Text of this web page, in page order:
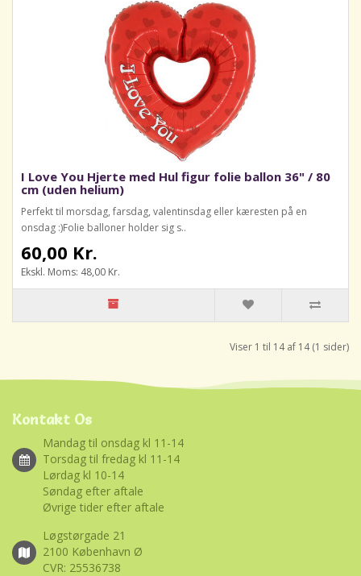
I Love You Hjerte med Hul figur folie ballon 36" / 80
cm (uden helium)
Perfekt til morsdag, farsdag, valentinsdag eller kæresten på en
onsdag :)Folie balloner holder sig s..
60,00 Kr.
Ekskl. Moms: 48,00 Kr.
Viser 1 til 14 af 14 (1 sider)
Kontakt Os
Mandag til onsdag kl 11-14
Torsdag til fredag kl 11-14
Lørdag kl 10-14
Søndag efter aftale
Øvrige tider efter aftale
Løgstørgade 21
2100 København Ø
CVR: 25536738